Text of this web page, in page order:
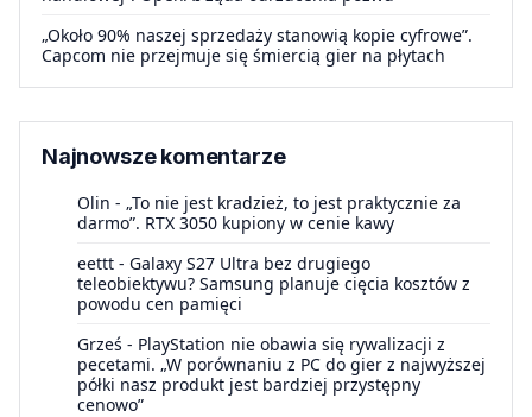
„Około 90% naszej sprzedaży stanowią kopie cyfrowe”.
Capcom nie przejmuje się śmiercią gier na płytach
Najnowsze komentarze
Olin - „To nie jest kradzież, to jest praktycznie za
darmo”. RTX 3050 kupiony w cenie kawy
eettt - Galaxy S27 Ultra bez drugiego
teleobiektywu? Samsung planuje cięcia kosztów z
powodu cen pamięci
Grześ - PlayStation nie obawia się rywalizacji z
pecetami. „W porównaniu z PC do gier z najwyższej
półki nasz produkt jest bardziej przystępny
cenowo”